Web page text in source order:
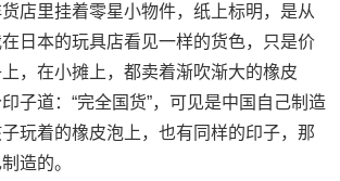
里挂着零星小物件，纸上标明，是从
日本的玩具店看见一样的货色，只是价
，在小摊上，都卖着渐吹渐大的橡皮
子道：“完全国货”，可见是中国自己制造
玩着的橡皮泡上，也有同样的印子，那
造的。